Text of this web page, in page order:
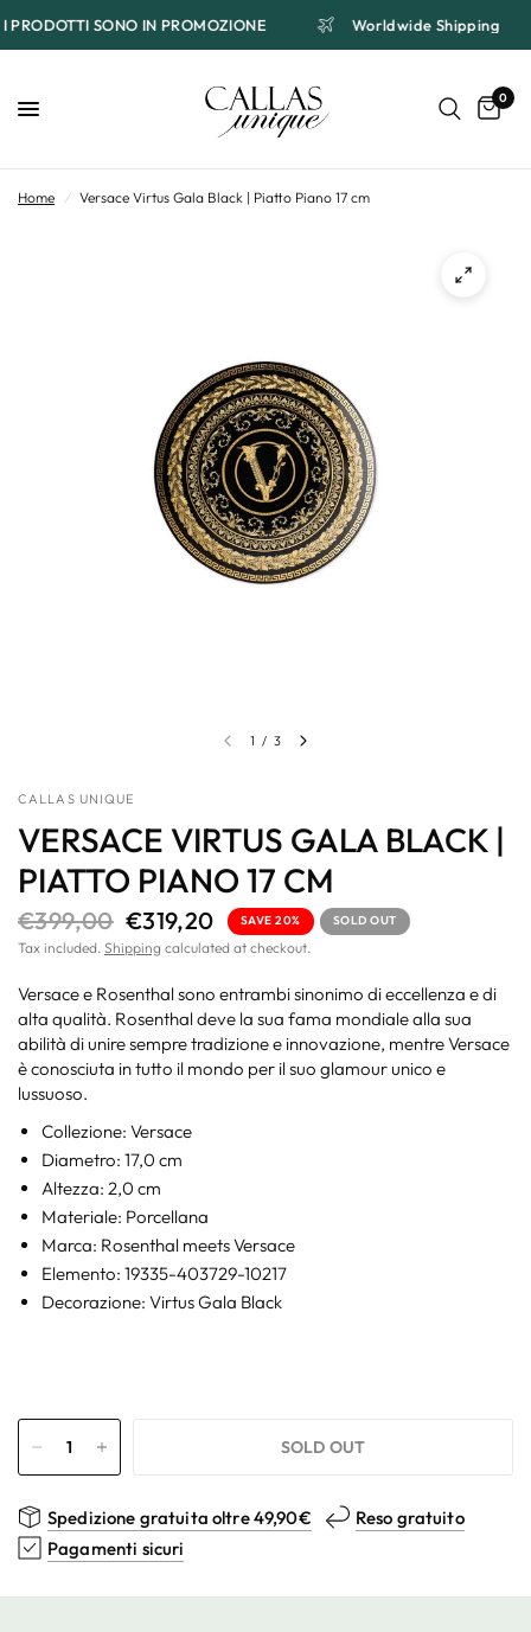
I PRODOTTI SONO IN PROMOZIONE Worldwide Shipping
0
Home / Versace Virtus Gala Black | Piatto Piano 17 cm
1 / 3
CALLAS UNIQUE
VERSACE VIRTUS GALA BLACK |
PIATTO PIANO 17 CM
€399,00 €319,20 SAVE 20% SOLD OUT
Tax included. Shipping calculated at checkout.
Versace e Rosenthal sono entrambi sinonimo di eccellenza e di
alta qualità. Rosenthal deve la sua fama mondiale alla sua
abilità di unire sempre tradizione e innovazione, mentre Versace
è conosciuta in tutto il mondo per il suo glamour unico e
lussuoso.
Collezione: Versace
Diametro: 17,0 cm
Altezza: 2,0 cm
Materiale: Porcellana
Marca: Rosenthal meets Versace
Elemento: 19335-403729-10217
Decorazione: Virtus Gala Black
SOLD OUT
Spedizione gratuita oltre 49,90€
Reso gratuito
Pagamenti sicuri